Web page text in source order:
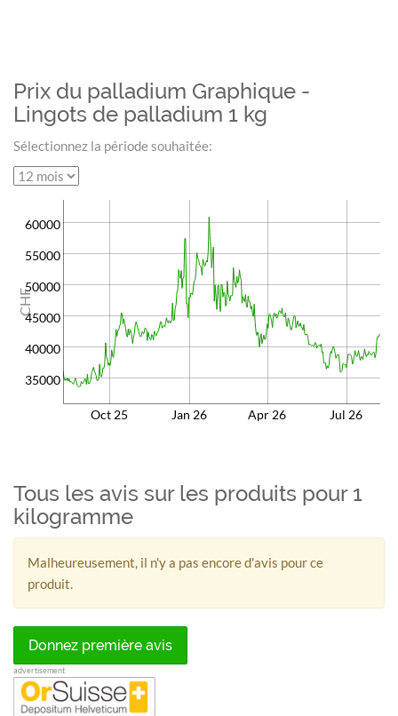
Prix du palladium Graphique -
Lingots de palladium 1 kg
Sélectionnez la période souhaitée:
35000
40000
45000
50000
55000
60000
Oct 25 Jan 26 Apr 26 Jul 26
CHF
Tous les avis sur les produits pour 1
kilogramme
Malheureusement, il n'y a pas encore d'avis pour ce
produit.
Donnez première avis
advertisement